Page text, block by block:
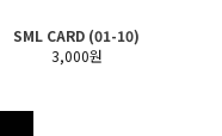
SML CARD (01-10)
3,000원